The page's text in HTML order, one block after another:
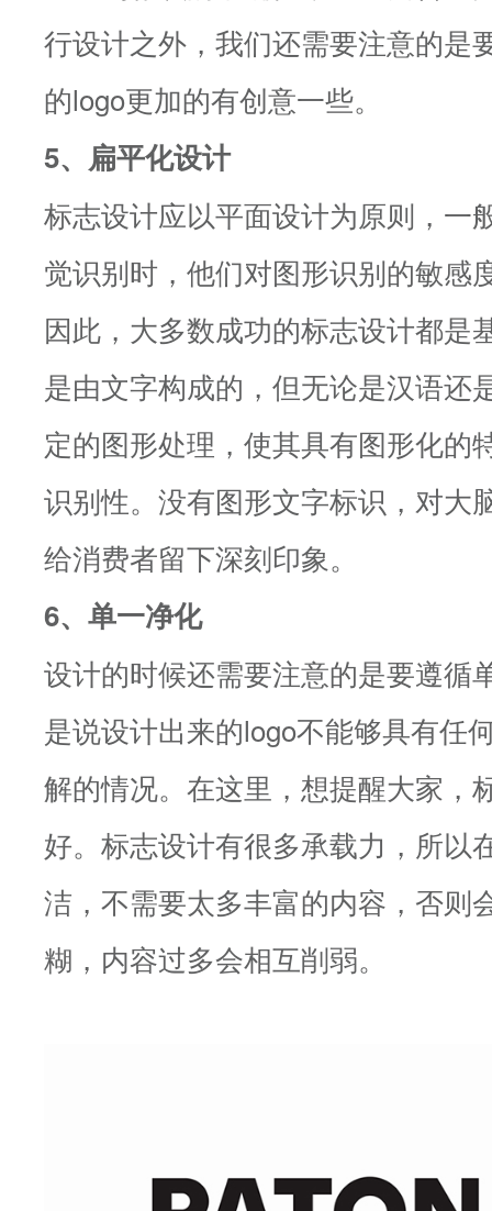
行设计之外，我们还需要注意的是
的logo更加的有创意一些。
5、扁平化设计
标志设计应以平面设计为原则，一
觉识别时，他们对图形识别的敏感
因此，大多数成功的标志设计都是
是由文字构成的，但无论是汉语还
定的图形处理，使其具有图形化的
识别性。没有图形文字标识，对大
给消费者留下深刻印象。
6、单一净化
设计的时候还需要注意的是要遵循
是说设计出来的logo不能够具有任
解的情况。在这里，想提醒大家，
好。标志设计有很多承载力，所以
洁，不需要太多丰富的内容，否则
糊，内容过多会相互削弱。